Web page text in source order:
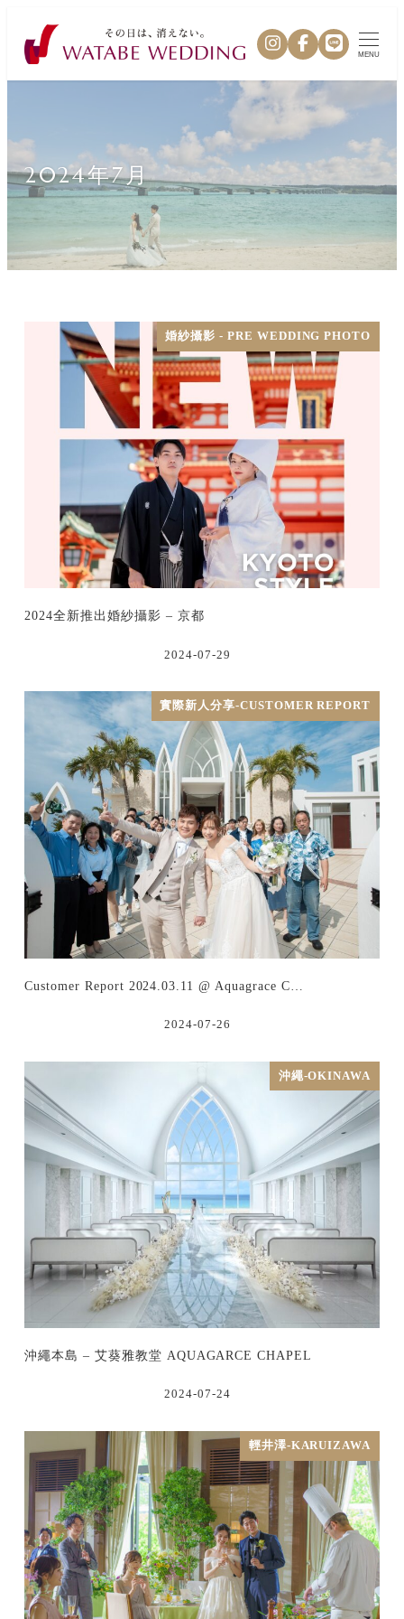
MENU
2024年7月
婚紗攝影 - PRE WEDDING PHOTO
2024全新推出婚紗攝影 – 京都
2024-07-29
實際新人分享-CUSTOMER REPORT
Customer Report 2024.03.11 @ Aquagrace C…
2024-07-26
沖繩-OKINAWA
沖繩本島 – 艾葵雅教堂 AQUAGARCE CHAPEL
2024-07-24
輕井澤-KARUIZAWA